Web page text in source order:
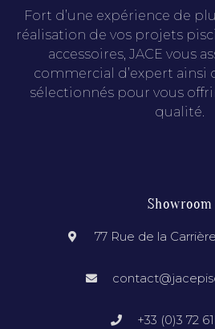
Fort d’une expérience de
réalisation de vos projets
accessoires, JACE vous
commercial d’expert
sélectionnés pour vous
qualité.
Showroom
77 Rue de la
+33 (0)3 72